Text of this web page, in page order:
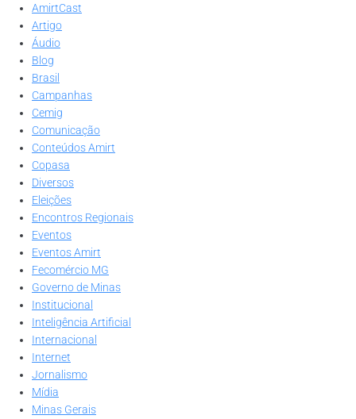
AmirtCast
Artigo
Áudio
Blog
Brasil
Campanhas
Cemig
Comunicação
Conteúdos Amirt
Copasa
Diversos
Eleições
Encontros Regionais
Eventos
Eventos Amirt
Fecomércio MG
Governo de Minas
Institucional
Inteligência Artificial
Internacional
Internet
Jornalismo
Mídia
Minas Gerais